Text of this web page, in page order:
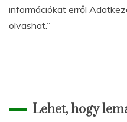
információkat erről
olvashat.”
Lehet, hogy